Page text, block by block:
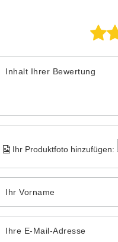
Inhalt Ihrer Bewertung
Ihr Produktfoto hinzufügen:
Ihr Vorname
Ihre E-Mail-Adresse